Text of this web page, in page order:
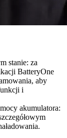
stanie: za
BatteryOne
aby
i
akumulatora: